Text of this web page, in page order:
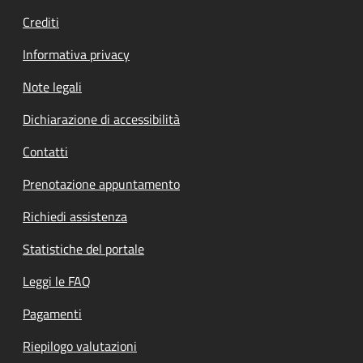
Crediti
Informativa privacy
Note legali
Dichiarazione di accessibilità
Contatti
Prenotazione appuntamento
Richiedi assistenza
Statistiche del portale
Leggi le FAQ
Pagamenti
Riepilogo valutazioni